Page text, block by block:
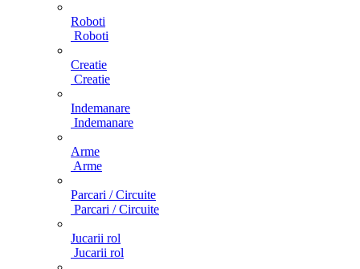
Roboti
Roboti
Creatie
Creatie
Indemanare
Indemanare
Arme
Arme
Parcari / Circuite
Parcari / Circuite
Jucarii rol
Jucarii rol